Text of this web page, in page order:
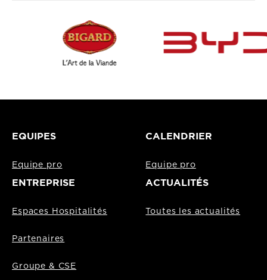
EQUIPES
Equipe pro
CALENDRIER
Equipe pro
ENTREPRISE
Espaces Hospitalités
Partenaires
Groupe & CSE
ACTUALITÉS
Toutes les actualités